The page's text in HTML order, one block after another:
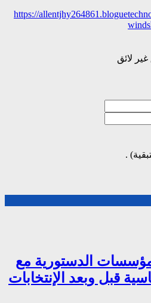
https://
غير لائق
.
الدستورية مع
قبل وبعد الإنتخابات